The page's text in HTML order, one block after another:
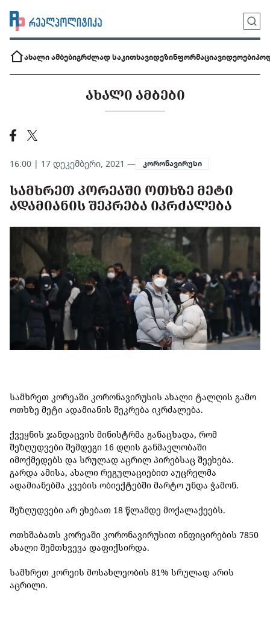
ახალი ამბებიგრძლად საკითხავიდეზინფორმაციავიდეოები
ᲐᲮᲐᲚᲘ ᲐᲛᲑᲔᲑᲘ
16:00 | 17 დეკემბერი, 2021 — კორონავირუსი
ᲡᲐᲛᲮᲠᲔᲗ ᲙᲝᲠᲔᲐᲨᲘ ᲝᲗᲮᲖᲔ ᲛᲔᲢᲘ
ᲐᲓᲐᲛᲘᲐᲜᲘᲡ ᲨᲔᲙᲠᲔᲑᲐ ᲘᲙᲠᲫᲐᲚᲔᲑᲐ
სამხრეთ კორეაში კორონავირუსის ახალი ტალღის გამო
ოთხზე მეტი ადამიანის შეკრება იკრძალება.
ქვეყნის ჯანდაცვის მინისტრმა განაცხადა, რომ
შეზღუდვები შემდეგი 16 დღის განმავლობაში
იმოქმედებს და სრულად აცრილ პირებსაც შეეხება.
გარდა ამისა, ახალი რეგულაციებით აუცრელმა
ადამიანებმა კვების ობიექტებში მარტო უნდა ჭამონ.
შეზღუდვები არ ეხებათ 18 წლამდე მოქალაქეებს.
ოთხშაბათს კორეაში კორონავირუსით ინფიცირების 7850
ახალი შემთხვევა დაფიქსირდა.
სამხრეთ კორეის მოსახლეობის 81% სრულად არის
აცრილი.